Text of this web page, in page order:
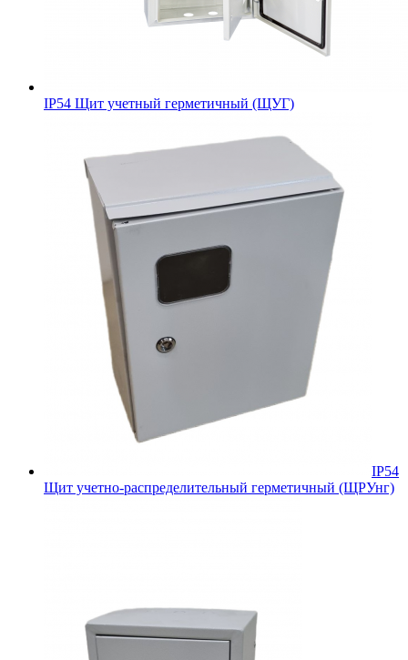
IP54 Щит учетный герметичный (ЩУГ)
IP54
Щит учетно-распределительный герметичный (ЩРУнг)